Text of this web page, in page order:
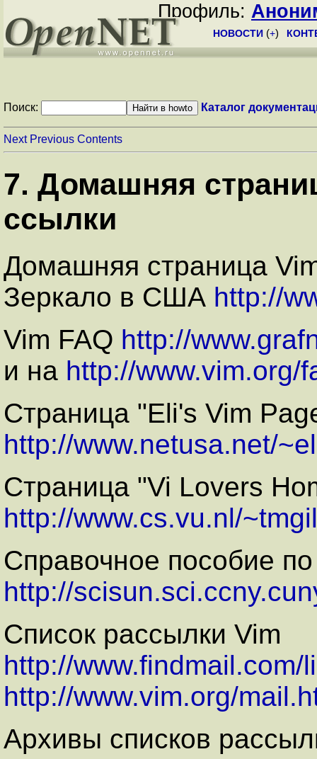
Профиль:
НОВОСТИ (+)
Поиск: Каталог
Next Previous Contents
7. Домашняя
ссылки
Домашняя страница
Зеркало в США http://
Vim FAQ http://
и на http://www.vim.org/
Страница "Eli's Vim
http://www.netusa.net/
Cтраница "Vi Lovers
http://www.cs.vu.nl/
Справочное пособие
http://
Список рассылки Vim
http://
http://www.vim.org/
Архивы списков